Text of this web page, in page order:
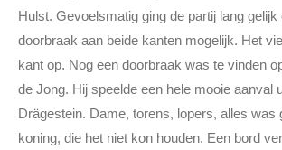
Hulst. Gevoelsmatig ging de partij lang gelijk
doorbraak aan beide kanten mogelijk. Het
kant op. Nog een doorbraak was te vinden
de Jong. Hij speelde een hele mooie aanval
Drägestein. Dame, torens, lopers, alles was
koning, die het niet kon houden. Een bord